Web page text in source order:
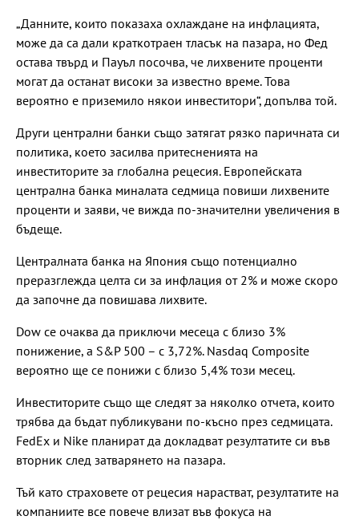
„Данните, които показаха охлаждане на инфлацията,
може да са дали краткотраен тласък на пазара, но Фед
остава твърд и Пауъл посочва, че лихвените проценти
могат да останат високи за известно време. Това
вероятно е приземило някои инвеститори“, допълва той.
Други централни банки също затягат рязко паричната си
политика, което засилва притесненията на
инвеститорите за глобална рецесия. Европейската
централна банка миналата седмица повиши лихвените
проценти и заяви, че вижда по-значителни увеличения в
бъдеще.
Централната банка на Япония също потенциално
преразглежда целта си за инфлация от 2% и може скоро
да започне да повишава лихвите.
Dow се очаква да приключи месеца с близо 3%
понижение, а S&P 500 – с 3,72%. Nasdaq Composite
вероятно ще се понижи с близо 5,4% този месец.
Инвеститорите също ще следят за няколко отчета, които
трябва да бъдат публикувани по-късно през седмицата.
FedEx и Nike планират да докладват резултатите си във
вторник след затварянето на пазара.
Тъй като страховете от рецесия нарастват, резултатите на
компаниите все повече влизат във фокуса на